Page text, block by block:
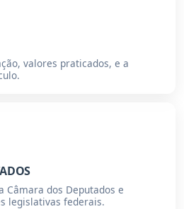
valores praticados, e a
Câmara dos Deputados e
legislativas federais.